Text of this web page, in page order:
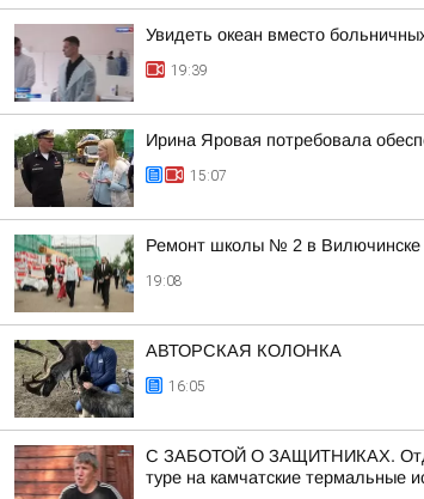
Увидеть океан вместо
19:39
Ирина Яровая потребовала
15:07
Ремонт школы № 2 в Вилючинске
19:08
АВТОРСКАЯ КОЛОНКА
16:05
С ЗАБОТОЙ О ЗАЩИТНИКАХ. Отдых
туре на камчатские термальные